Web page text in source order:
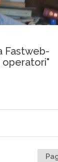
Fastweb-
operatori"